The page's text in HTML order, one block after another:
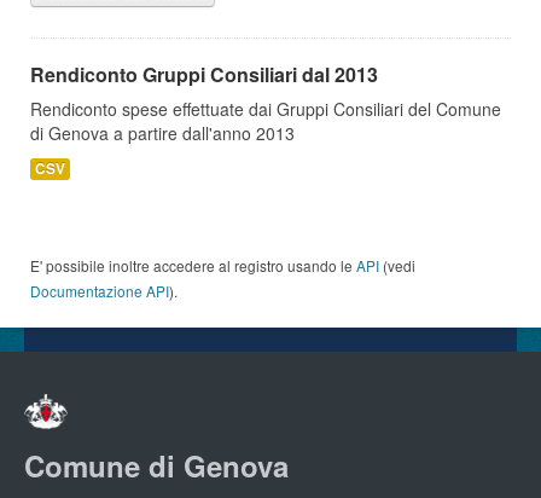
Rendiconto Gruppi Consiliari dal 2013
Rendiconto spese effettuate dai Gruppi Consiliari del Comune
di Genova a partire dall'anno 2013
CSV
E' possibile inoltre accedere al registro usando le API (vedi
Documentazione API).
Comune di Genova